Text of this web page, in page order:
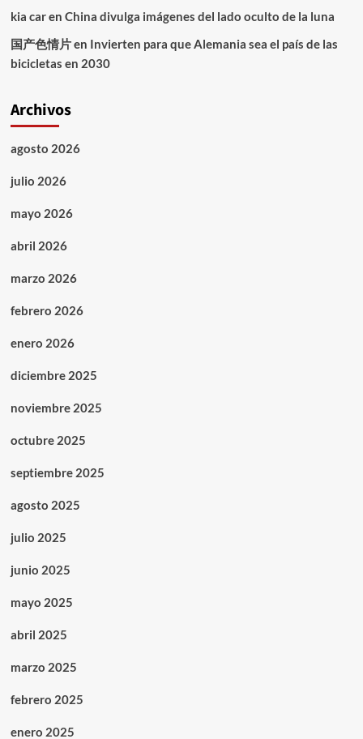
kia caren China divulga imágenes del lado oculto de la luna
国产色情片en Invierten para que Alemania sea el país de las
bicicletas en 2030
Archivos
agosto 2026
julio 2026
mayo 2026
abril 2026
marzo 2026
febrero 2026
enero 2026
diciembre 2025
noviembre 2025
octubre 2025
septiembre 2025
agosto 2025
julio 2025
junio 2025
mayo 2025
abril 2025
marzo 2025
febrero 2025
enero 2025